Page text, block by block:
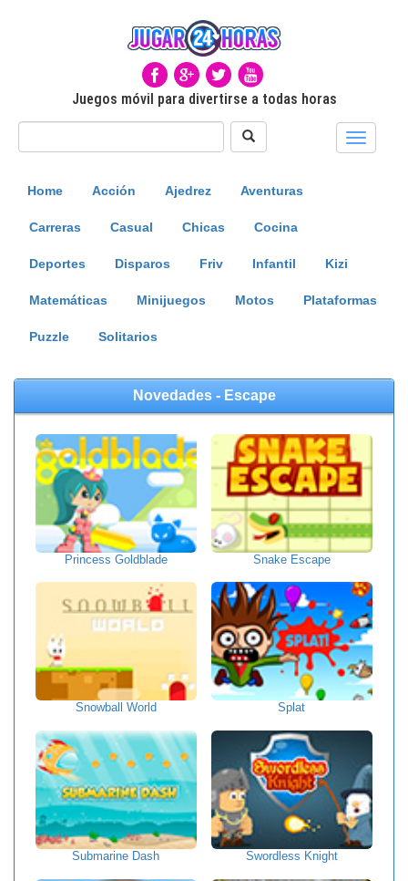
Juegos móvil para divertirse a todas horas
Toggle
Home Acción Ajedrez Aventuras
Carreras Casual Chicas Cocina
Deportes Disparos Friv Infantil Kizi
Matemáticas Minijuegos Motos Plataformas
Puzzle Solitarios
Novedades - Escape
Princess Goldblade Snake Escape
Snowball World Splat
Submarine Dash Swordless Knight